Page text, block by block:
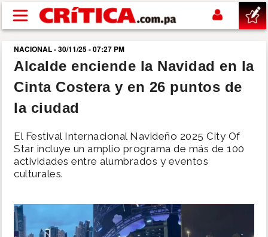
Pasar al contenido principal
buscar
SUCESOS
POLÍTICA
DEPORTES
NACIONAL - 30/11/25 - 07:27 PM
Alcalde enciende la Navidad en la
Cinta Costera y en 26 puntos de
la ciudad
El Festival Internacional Navideño 2025 City Of
Star incluye un amplio programa de más de 100
actividades entre alumbrados y eventos
culturales.